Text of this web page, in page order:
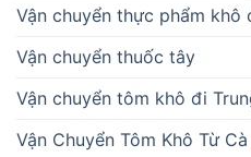
Vận chuyển thực phẩm khô
Vận chuyển thuốc tây
Vận chuyển tôm khô đi
Vận Chuyển Tôm Khô Từ